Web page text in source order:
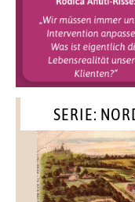
SERIE: